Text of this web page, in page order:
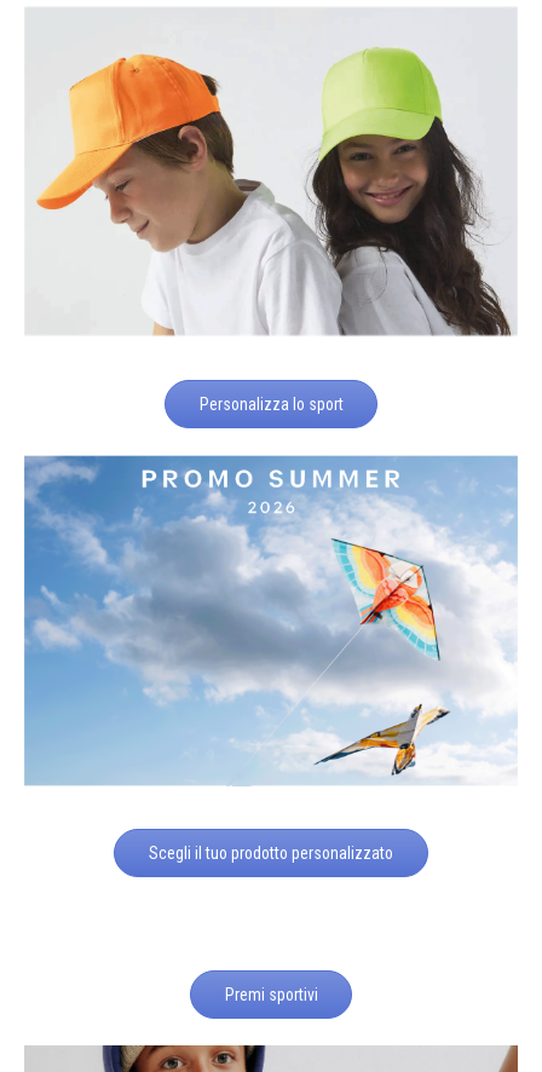
Personalizza lo sport
Scegli il tuo prodotto personalizzato
Premi sportivi